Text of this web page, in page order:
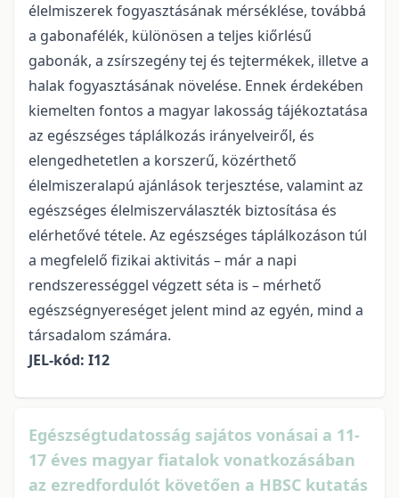
élelmiszerek fogyasztásának mérséklése, továbbá
a gabonafélék, különösen a teljes kiőrlésű
gabonák, a zsírszegény tej és tejtermékek, illetve a
halak fogyasztásának növelése. Ennek érdekében
kiemelten fontos a magyar lakosság tájékoztatása
az egészséges táplálkozás irányelveiről, és
elengedhetetlen a korszerű, közérthető
élelmiszeralapú ajánlások terjesztése, valamint az
egészséges élelmiszerválaszték biztosítása és
elérhetővé tétele. Az egészséges táplálkozáson túl
a megfelelő fizikai aktivitás – már a napi
rendszerességgel végzett séta is – mérhető
egészségnyereséget jelent mind az egyén, mind a
társadalom számára.
JEL-kód: I12
Egészségtudatosság sajátos vonásai a 11-
17 éves magyar fiatalok vonatkozásában
az ezredfordulót követően a HBSC kutatás